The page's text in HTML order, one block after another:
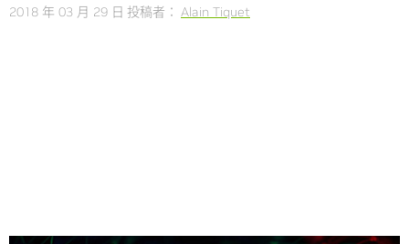
2018 年 03 月 29 日 投稿者： Alain Tiquet